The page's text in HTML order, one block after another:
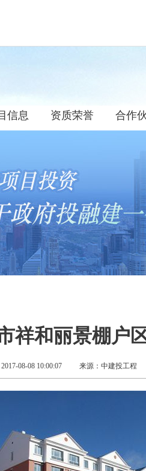
信息 资质荣誉 合作
祥和丽景棚户
2017-08-08 10:00:07 来源：中建投工程